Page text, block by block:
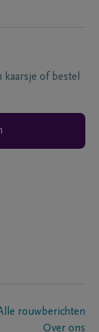
kaarsje of bestel
rouwberichten
Over ons